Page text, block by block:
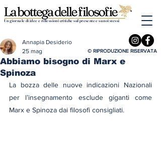
Un giornale di idee e riflessioni critiche sul presente e su noi stessi
Abbiamo bisogno di Marx e
Spinoza
Annapia Desiderio
25 mag
La bozza delle nuove indicazioni Nazionali
per l’insegnamento esclude giganti come
Marx e Spinoza dai filosofi consigliati.
© RIPRODUZIONE RISERVATA